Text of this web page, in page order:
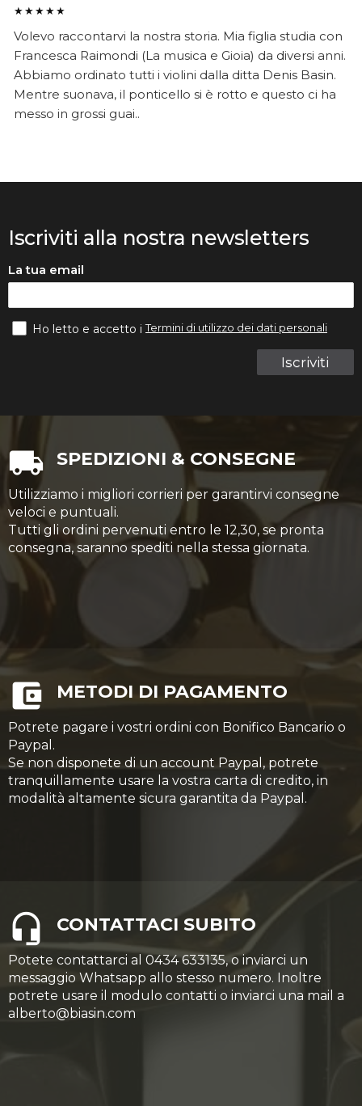
★★★★★
Volevo raccontarvi la nostra storia. Mia figlia studia con
Francesca Raimondi (La musica e Gioia) da diversi anni.
Abbiamo ordinato tutti i violini dalla ditta Denis Basin.
Mentre suonava, il ponticello si è rotto e questo ci ha
messo in grossi guai..
Iscriviti alla nostra newsletters
La tua email
Iscriviti
Ho letto e accetto iTermini di utilizzo dei dati personali
SPEDIZIONI & CONSEGNE
Utilizziamo i migliori corrieri per garantirvi consegne
veloci e puntuali.
Tutti gli ordini pervenuti entro le 12,30, se pronta
consegna, saranno spediti nella stessa giornata.
METODI DI PAGAMENTO
Potrete pagare i vostri ordini con Bonifico Bancario o
Paypal.
Se non disponete di un account Paypal, potrete
tranquillamente usare la vostra carta di credito, in
modalità altamente sicura garantita da Paypal.
CONTATTACI SUBITO
Potete contattarci al 0434 633135, o inviarci un
messaggio Whatsapp allo stesso numero. Inoltre
potrete usare il modulo contatti o inviarci una mail a
alberto@biasin.com